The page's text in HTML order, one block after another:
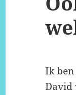
Ik
David